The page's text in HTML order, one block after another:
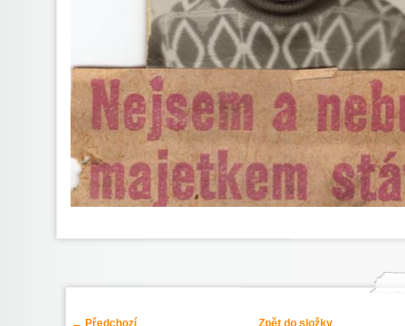
← Předchozí Zpět do složky